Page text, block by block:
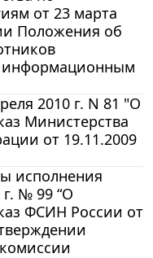
от 23 марта
Положения об
информационным
2010 г. N 81 "О
Министерства
от 19.11.2009
исполнения
г. № 99 “О
ФСИН России от